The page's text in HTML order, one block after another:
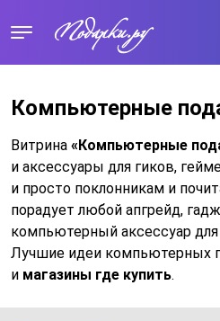
Компьютерные
Витрина «Компьютерные
и аксессуары для гиков,
и просто поклонникам и
порадует любой апгрейд,
компьютерный аксессуар
Лучшие идеи компьютерных
и магазины где купить.